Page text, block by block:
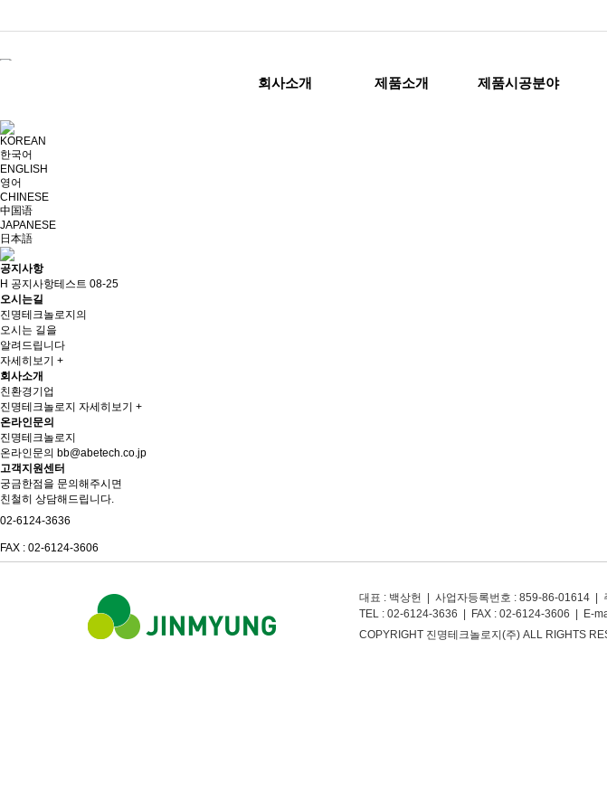
회사소개 제품소개 제품시공분야
KOREAN
한국어
ENGLISH
영어
CHINESE
中国语
JAPANESE
日本語
공지사항
H 공지사항테스트 08-25
오시는길
진명테크놀로지의
오시는 길을
알려드립니다
자세히보기 +
회사소개
친환경기업
진명테크놀로지 자세히보기 +
온라인문의
진명테크놀로지
온라인문의 bb@abetech.co.jp
고객지원센터
궁금한점을 문의해주시면
친철히 상담해드립니다.
02-6124-3636
FAX : 02-6124-3606
대표 : 백상헌 | 사업자등록번호 : 859-86-01614 |
TEL : 02-6124-3636 | FAX : 02-6124-3606 | E-
COPYRIGHT 진명테크놀로지(주) ALL RIGHTS